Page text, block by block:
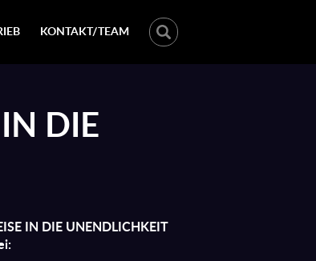
KONTAKT/TEAM
DIE
IN DIE UNENDLICHKEIT